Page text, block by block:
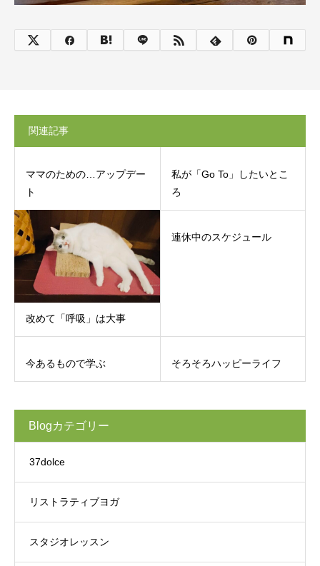
関連記事
ママのための…アップデー
ト
私が「Go To」したいとこ
ろ
改めて「呼吸」は大事
連休中のスケジュール
今あるもので学ぶ そろそろハッピーライフ
Blogカテゴリー
37dolce
リストラティブヨガ
スタジオレッスン